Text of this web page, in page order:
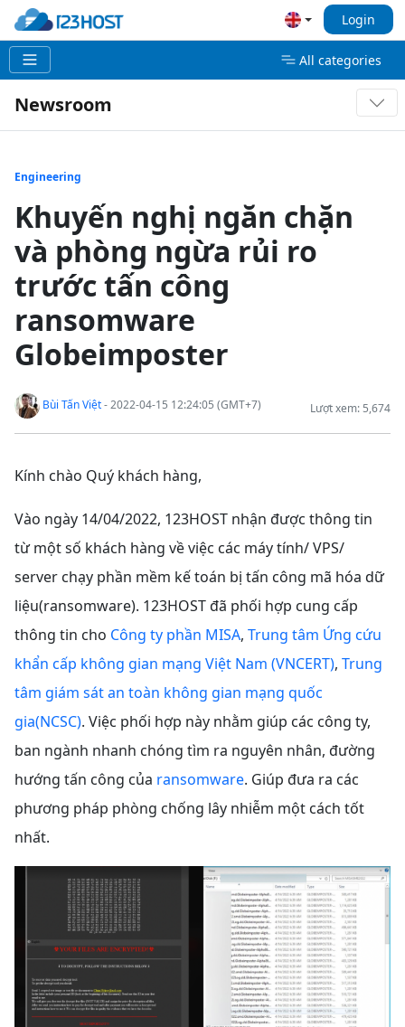
Login
All categories
Newsroom
Engineering
Khuyến nghị ngăn chặn
và phòng ngừa rủi ro
trước tấn công
ransomware
Globeimposter
Lượt xem: 5,674
Bùi Tấn Việt- 2022-04-15 12:24:05 (GMT+7)
Kính chào Quý khách hàng,
Vào ngày 14/04/2022, 123HOST nhận được thông tin
từ một số khách hàng về việc các máy tính/ VPS/
server chạy phần mềm kế toán bị tấn công mã hóa dữ
liệu(ransomware). 123HOST đã phối hợp cung cấp
thông tin cho Công ty phần MISA, Trung tâm Ứng cứu
khẩn cấp không gian mạng Việt Nam (VNCERT), Trung
tâm giám sát an toàn không gian mạng quốc
gia(NCSC). Việc phối hợp này nhằm giúp các công ty,
ban ngành nhanh chóng tìm ra nguyên nhân, đường
hướng tấn công của ransomware. Giúp đưa ra các
phương pháp phòng chống lây nhiễm một cách tốt
nhất.